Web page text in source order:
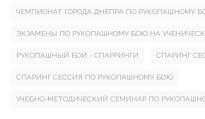
ЧЕМПИОНАТ ГОРОДА ДНЕПРА ПО РУКОПАШНОМУ
ЭКЗАМЕНЫ ПО РУКОПАШНОМУ БОЮ НА
РУКОПАШНЫЙ БОЙ - СПАРРИНГИ СПАРИНГ
СПАРИНГ СЕССИЯ ПО РУКОПАШНОМУ БОЮ
УЧЕБНО-МЕТОДИЧЕСКИЙ СЕМИНАР ПО